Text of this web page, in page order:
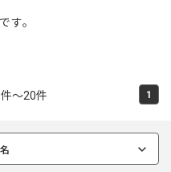
す。
～20件 1